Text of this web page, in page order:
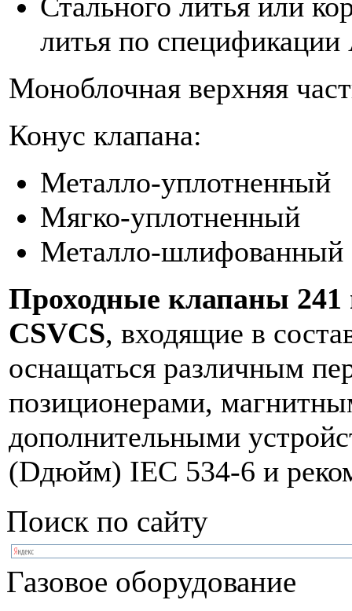
литья по
Моноблочная верхняя
Конус клапана:
Металло-уплотненный
Мягко-уплотненный
Металло-шлифованный
Проходные клапаны 241
CSVCS, входящие в
оснащаться различным
позиционерами,
дополнительными
(Dдюйм) IEC 534-6 и
Поиск по сайту
Газовое оборудование